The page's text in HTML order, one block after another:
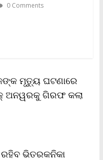
0 Comments
ମୃତ୍ୟୁ ଘଟଣାରେ
ଅନୱରକୁ ଗିରଫ କଲା
ରହିବ ଭିତରକନିକା